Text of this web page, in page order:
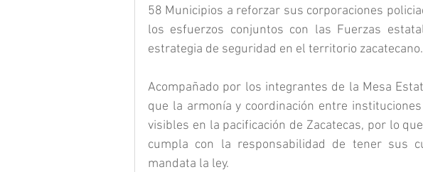
58 Municipios a reforzar sus corporaciones
los esfuerzos conjuntos con las Fuerzas
estrategia de seguridad en el territorio zacatecano.
Acompañado por los integrantes de la Mesa
que la armonía y coordinación entre
visibles en la pacificación de Zacatecas, por lo
cumpla con la responsabilidad de tener sus
mandata la ley.